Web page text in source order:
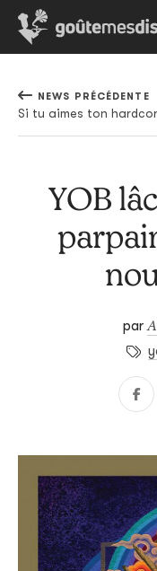
NEWS PRÉCÉDENTE
YOB
par